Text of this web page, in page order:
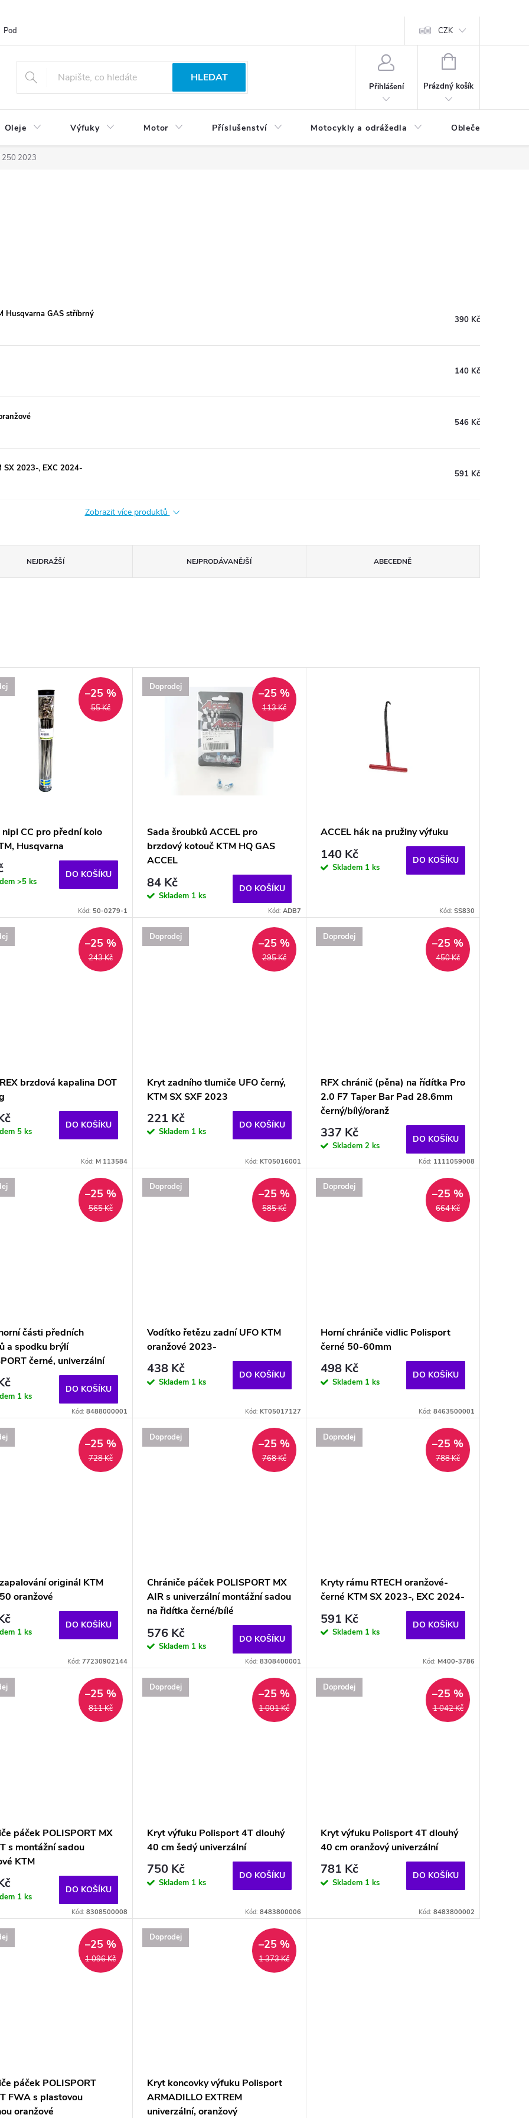
Podmínky ochrany osobních údajů CZK
HLEDAT
Přihlášení
NÁKUPNÍ
Prázdný košík
Oleje Výfuky Motor Příslušenství Motocykly a odrážedla Oblečení a
250 2023
Husqvarna GAS stříbrný
390 Kč
140 Kč
546 Kč
SX 2023-, EXC 2024-
591 Kč
Zobrazit více produktů
NEJDRAŽŠÍ NEJPRODÁVANĚJŠÍ ABECEDNĚ
55 Kč
–25 %
nipl CC pro přední kolo
Husqvarna
>5 ks
DO KOŠÍKU
Kód: 50-0279-1
Doprodej
113 Kč
–25 %
Sada šroubků ACCEL pro
brzdový kotouč KTM HQ GAS
ACCEL
84 Kč
Skladem 1 ks
DO KOŠÍKU
Kód: ADB7
ACCEL hák na pružiny výfuku
140 Kč
Skladem 1 ks
DO KOŠÍKU
Kód: SS830
243 Kč
–25 %
brzdová kapalina DOT
5 ks
DO KOŠÍKU
Kód: M 113584
Doprodej
295 Kč
–25 %
Kryt zadního tlumiče UFO černý,
KTM SX SXF 2023
221 Kč
Skladem 1 ks
DO KOŠÍKU
Kód: KT05016001
Doprodej
450 Kč
–25 %
RFX chránič (pěna) na řídítka Pro
2.0 F7 Taper Bar Pad 28.6mm
černý/bílý/oranž
337 Kč
Skladem 2 ks
DO KOŠÍKU
Kód: 1111059008
565 Kč
–25 %
části předních
a spodku brýlí
černé, univerzální
1 ks
DO KOŠÍKU
Kód: 8488000001
Doprodej
585 Kč
–25 %
Vodítko řetězu zadní UFO KTM
oranžové 2023-
438 Kč
Skladem 1 ks
DO KOŠÍKU
Kód: KT05017127
Doprodej
664 Kč
–25 %
Horní chrániče vidlic Polisport
černé 50-60mm
498 Kč
Skladem 1 ks
DO KOŠÍKU
Kód: 8463500001
728 Kč
–25 %
originál KTM
oranžové
1 ks
DO KOŠÍKU
Kód: 77230902144
Doprodej
768 Kč
–25 %
Chrániče páček POLISPORT MX
AIR s univerzální montážní sadou
na řidítka černé/bílé
576 Kč
Skladem 1 ks
DO KOŠÍKU
Kód: 8308400001
Doprodej
788 Kč
–25 %
Kryty rámu RTECH oranžové-
černé KTM SX 2023-, EXC 2024-
591 Kč
Skladem 1 ks
DO KOŠÍKU
Kód: M400-3786
811 Kč
–25 %
páček POLISPORT MX
s montážní sadou
KTM
1 ks
DO KOŠÍKU
Kód: 8308500008
Doprodej
1 001 Kč
–25 %
Kryt výfuku Polisport 4T dlouhý
40 cm šedý univerzální
750 Kč
Skladem 1 ks
DO KOŠÍKU
Kód: 8483800006
Doprodej
1 042 Kč
–25 %
Kryt výfuku Polisport 4T dlouhý
40 cm oranžový univerzální
781 Kč
Skladem 1 ks
DO KOŠÍKU
Kód: 8483800002
1 096 Kč
–25 %
páček POLISPORT
FWA s plastovou
oranžové
Doprodej
1 373 Kč
–25 %
Kryt koncovky výfuku Polisport
ARMADILLO EXTREM
univerzální, oranžový